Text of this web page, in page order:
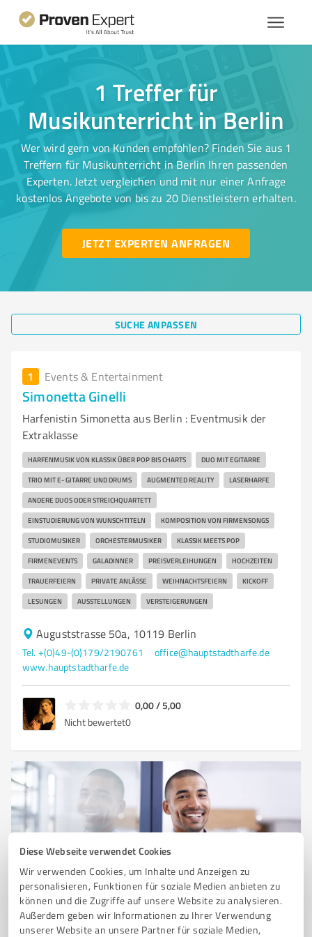
Diese Webseite verwendet Cookies
Wir verwenden Cookies, um Inhalte und Anzeigen zu
personalisieren, Funktionen für soziale Medien anbieten zu
können und die Zugriffe auf unsere Website zu analysieren.
Außerdem geben wir Informationen zu Ihrer Verwendung
unserer Website an unsere Partner für soziale Medien,
1 Treffer für
Musikunterricht in Berlin
Wer wird gern von Kunden empfohlen? Finden Sie aus 1
Treffern für Musikunterricht in Berlin Ihren passenden
Experten. Jetzt vergleichen und mit nur einer Anfrage
kostenlos Angebote von bis zu 20 Dienstleistern erhalten.
JETZT EXPERTEN ANFRAGEN
SUCHE ANPASSEN
1 Events & Entertainment
Simonetta Ginelli
Harfenistin Simonetta aus Berlin : Eventmusik der
Extraklasse
HARFENMUSIK VON KLASSIK ÜBER POP BIS CHARTS DUO MIT EGITARRE
TRIO MIT E- GITARRE UND DRUMS AUGMENTED REALITY LASERHARFE
ANDERE DUOS ODER STREICHQUARTETT
EINSTUDIERUNG VON WUNSCHTITELN KOMPOSITION VON FIRMENSONGS
STUDIOMUSIKER ORCHESTERMUSIKER KLASSIK MEETS POP
FIRMENEVENTS GALADINNER PREISVERLEIHUNGEN HOCHZEITEN
TRAUERFEIERN PRIVATE ANLÄSSE WEIHNACHTSFEIERN KICKOFF
LESUNGEN AUSSTELLUNGEN VERSTEIGERUNGEN
Auguststrasse 50a, 10119 Berlin
Tel. +(0)49-(0)179/2190761
office@hauptstadtharfe.de
www.hauptstadtharfe.de
0,00 / 5,00
Nicht bewertet0
Sie möchten auch hier gelistet werden?
Registrieren Sie sich jetzt und werden Sie ein von